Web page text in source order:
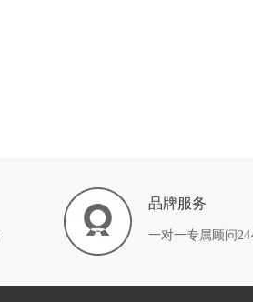
品牌服务
一对一专属顾问